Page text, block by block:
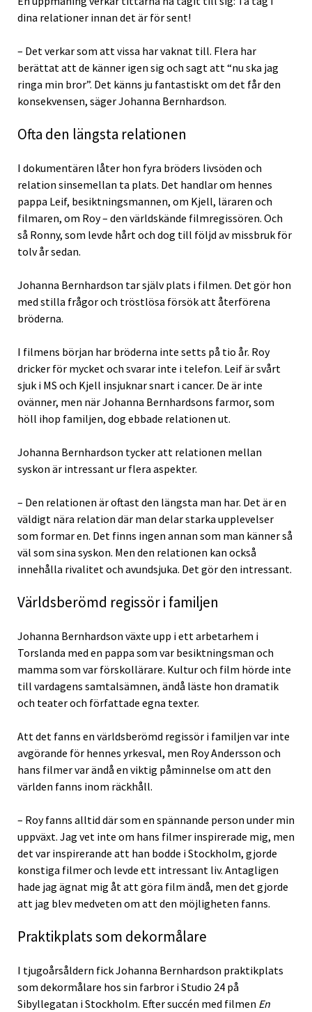
dina relationer innan det är för sent!
– Det verkar som att vissa har vaknat till. Flera har
berättat att de känner igen sig och sagt att “nu ska jag
ringa min bror”. Det känns ju fantastiskt om det får den
konsekvensen, säger Johanna Bernhardson.
Ofta den längsta relationen
I dokumentären låter hon fyra bröders livsöden och
relation sinsemellan ta plats. Det handlar om hennes
pappa Leif, besiktningsmannen, om Kjell, läraren och
filmaren, om Roy – den världskände filmregissören. Och
så Ronny, som levde hårt och dog till följd av missbruk för
tolv år sedan.
Johanna Bernhardson tar själv plats i filmen. Det gör hon
med stilla frågor och tröstlösa försök att återförena
bröderna.
I filmens början har bröderna inte setts på tio år. Roy
dricker för mycket och svarar inte i telefon. Leif är svårt
sjuk i MS och Kjell insjuknar snart i cancer. De är inte
ovänner, men när Johanna Bernhardsons farmor, som
höll ihop familjen, dog ebbade relationen ut.
Johanna Bernhardson tycker att relationen mellan
syskon är intressant ur flera aspekter.
– Den relationen är oftast den längsta man har. Det är en
väldigt nära relation där man delar starka upplevelser
som formar en. Det finns ingen annan som man känner så
väl som sina syskon. Men den relationen kan också
innehålla rivalitet och avundsjuka. Det gör den intressant.
Världsberömd regissör i familjen
Johanna Bernhardson växte upp i ett arbetarhem i
Torslanda med en pappa som var besiktningsman och
mamma som var förskollärare. Kultur och film hörde inte
till vardagens samtalsämnen, ändå läste hon dramatik
och teater och författade egna texter.
Att det fanns en världsberömd regissör i familjen var inte
avgörande för hennes yrkesval, men Roy Andersson och
hans filmer var ändå en viktig påminnelse om att den
världen fanns inom räckhåll.
– Roy fanns alltid där som en spännande person under min
uppväxt. Jag vet inte om hans filmer inspirerade mig, men
det var inspirerande att han bodde i Stockholm, gjorde
konstiga filmer och levde ett intressant liv. Antagligen
hade jag ägnat mig åt att göra film ändå, men det gjorde
att jag blev medveten om att den möjligheten fanns.
Praktikplats som dekormålare
I tjugoårsåldern fick Johanna Bernhardson praktikplats
som dekormålare hos sin farbror i Studio 24 på
Sibyllegatan i Stockholm. Efter succén med filmen En